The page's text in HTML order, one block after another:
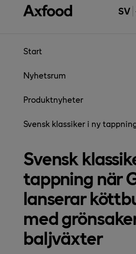
Gå direkt till innehåll SV
Start
Nyhetsrum
Produktnyheter
Svensk klassiker i ny
Svensk
tappning när
lanserar
med
baljväxter